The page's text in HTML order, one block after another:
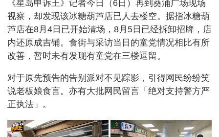
《星岛申诉王》记者今日（6日）再到葵涌广场现场
视察，却发现该冰糖葫芦店已人去楼空。据指冰糖葫
芦店在8月4日已开始清场，8月5日已经拆卸招牌，店
内还原成吉铺。食街与采访当日的童党情况相比有所
改善，暂时未有发现有童党在三楼逗留。
对于原先预告的告别派对不见踪影，引得网民纷纷笑
说老板娘食言。亦有大批网民留言「绝对支持警方严
正执法」。